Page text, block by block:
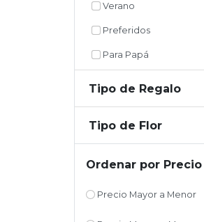
Verano
Preferidos
Para Papá
Tipo de Regalo
Tipo de Flor
Ordenar por Precio
Precio Mayor a Menor